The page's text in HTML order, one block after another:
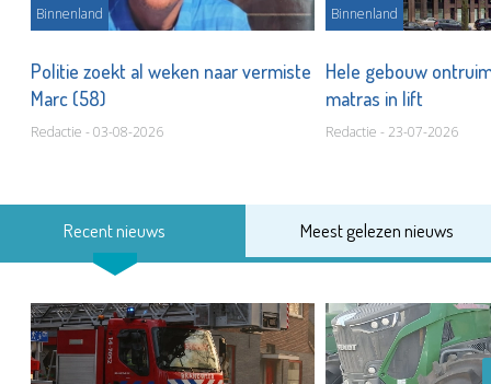
Binnenland
Politie zoekt al weken naar vermiste
Marc (58)
Redactie - 03-08-2026
Binnenland
Hele gebouw
matras in lift
Redactie - 23-07-2026
Recent nieuws Meest gelezen nieuws